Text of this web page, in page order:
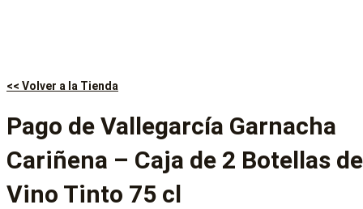
<< Volver a la Tienda
Pago de Vallegarcía Garnacha
Cariñena – Caja de 2 Botellas de
Vino Tinto 75 cl